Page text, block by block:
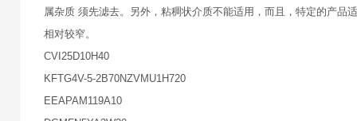
属杂质 须先滤去。另外，粘稠状介质不能适用，而且，特定的产品
相对较窄。
CVI25D10H40
KFTG4V-5-2B70NZVMU1H720
EEAPAM119A10